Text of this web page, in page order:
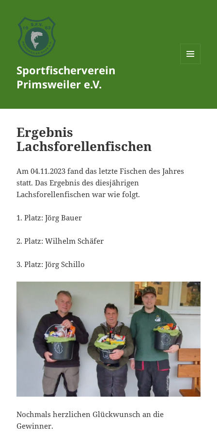
Sportfischerverein
Primsweiler e.V.
Ergebnis
Lachsforellenfischen
Am 04.11.2023 fand das letzte Fischen des Jahres
statt. Das Ergebnis des diesjährigen
Lachsforellenfischen war wie folgt.
1. Platz: Jörg Bauer
2. Platz: Wilhelm Schäfer
3. Platz: Jörg Schillo
Nochmals herzlichen Glückwunsch an die
Gewinner.